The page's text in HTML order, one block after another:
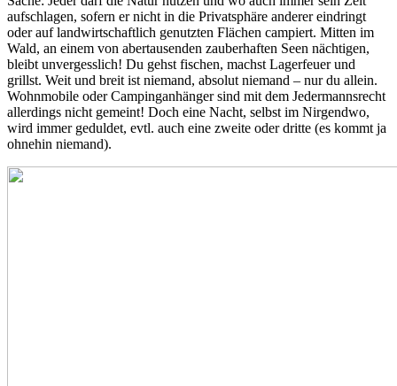
aufschlagen, sofern er nicht in die Privatsphäre anderer eindringt
oder auf landwirtschaftlich genutzten Flächen campiert. Mitten im
Wald, an einem von abertausenden zauberhaften Seen nächtigen,
bleibt unvergesslich! Du gehst fischen, machst Lagerfeuer und
grillst. Weit und breit ist niemand, absolut niemand – nur du allein.
Wohnmobile oder Campinganhänger sind mit dem Jedermannsrecht
allerdings nicht gemeint! Doch eine Nacht, selbst im Nirgendwo,
wird immer geduldet, evtl. auch eine zweite oder dritte (es kommt ja
ohnehin niemand).